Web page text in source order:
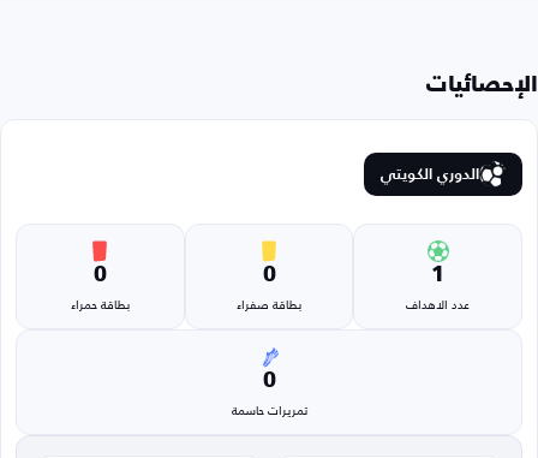
الإحصائيات
الدوري الكويتي
1
عدد الاهداف
0
بطاقة صفراء
0
بطاقة حمراء
0
تمريرات حاسمة